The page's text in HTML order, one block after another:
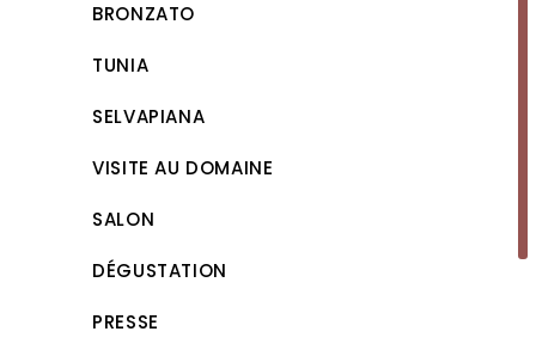
BRONZATO
TUNIA
SELVAPIANA
VISITE AU DOMAINE
SALON
DÉGUSTATION
PRESSE